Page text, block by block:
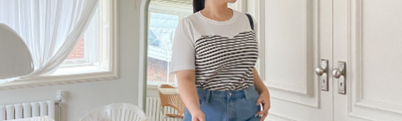
인플루언서 pick!
신상 5%
베스트
익스클루시브
아우터
티셔츠